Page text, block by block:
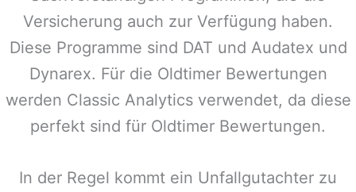
Versicherung auch zur Verfügung haben.
Diese Programme sind DAT und Audatex und
Dynarex. Für die Oldtimer Bewertungen
werden Classic Analytics verwendet, da diese
perfekt sind für Oldtimer Bewertungen.
In der Regel kommt ein Unfallgutachter zu